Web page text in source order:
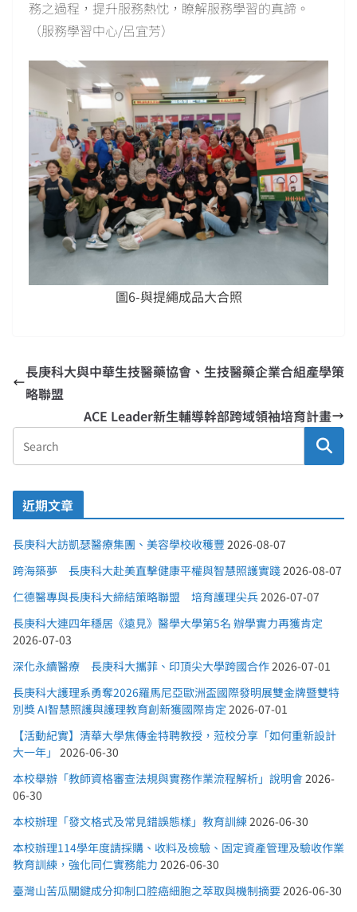
務之過程，提升服務熱忱，瞭解服務學習的真諦。
（服務學習中心/呂宜芳）
圖6-與提繩成品大合照
長庚科大與中華生技醫藥協會、生技醫藥企業合組產學策
略聯盟
ACE Leader新生輔導幹部跨域領袖培育計畫
近期文章
長庚科大訪凱瑟醫療集團、美容學校收穫豐 2026-08-07
跨海築夢 長庚科大赴美直擊健康平權與智慧照護實踐2026-08-07
仁德醫專與長庚科大締結策略聯盟 培育護理尖兵2026-07-07
長庚科大連四年穩居《遠見》醫學大學第5名 辦學實力再獲肯定
2026-07-03
深化永續醫療 長庚科大攜菲、印頂尖大學跨國合作2026-07-01
長庚科大護理系勇奪2026羅馬尼亞歐洲盃國際發明展雙金牌暨雙特
別獎 AI智慧照護與護理教育創新獲國際肯定 2026-07-01
【活動紀實】清華大學焦傳金特聘教授，蒞校分享「如何重新設計
大一年」 2026-06-30
本校舉辦「教師資格審查法規與實務作業流程解析」說明會2026-
06-30
本校辦理「發文格式及常見錯誤態樣」教育訓練2026-06-30
本校辦理114學年度請採購、收料及檢驗、固定資產管理及驗收作業
教育訓練，強化同仁實務能力 2026-06-30
臺灣山苦瓜關鍵成分抑制口腔癌細胞之萃取與機制摘要2026-06-30